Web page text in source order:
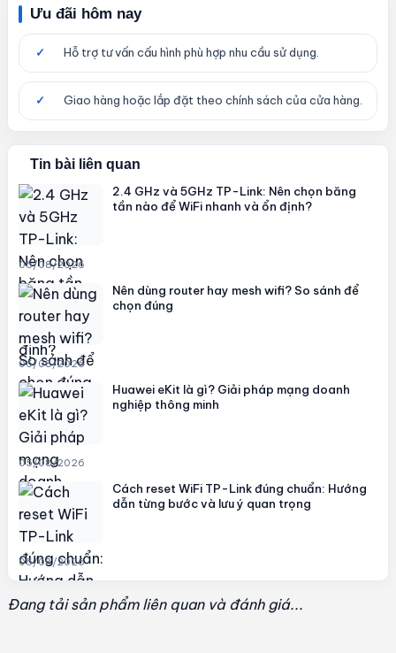
Ưu đãi hôm nay
✓ Hỗ trợ tư vấn cấu hình phù hợp nhu cầu sử dụng.
✓ Giao hàng hoặc lắp đặt theo chính sách của cửa hàng.
Tin bài liên quan
2.4 GHz và 5GHz TP-Link: Nên chọn băng
tần nào để WiFi nhanh và ổn định?
06/08/2026
Nên dùng router hay mesh wifi? So sánh để
chọn đúng
06/08/2026
Huawei eKit là gì? Giải pháp mạng doanh
nghiệp thông minh
05/08/2026
Cách reset WiFi TP-Link đúng chuẩn: Hướng
dẫn từng bước và lưu ý quan trọng
05/08/2026
Đang tải sản phẩm liên quan và đánh giá...